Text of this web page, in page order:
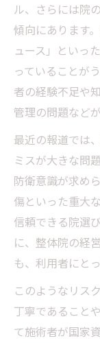
整体を
業界の倒産
整体業
整体
整体院
整体師
報
整体で避
整体の
動
整体で
整体施
整体ト
整体の
ル、さらには院
傾向にあります
ュース」といっ
っていることが
者の経験不足や
管理の問題など
最近の報道では
ミスが大きな問
防衛意識が求め
傷といった重大
信頼できる院選
に、整体院の経
も、利用者にと
このようなリス
丁寧であること
て施術者が国家